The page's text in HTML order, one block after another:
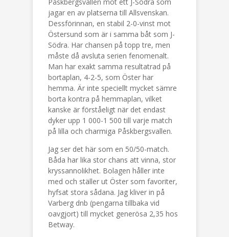
jagar en av platserna till Allsvenskan.
Dessförinnan, en stabil 2-0-vinst mot
Östersund som är i samma båt som J-
Södra. Har chansen på topp tre, men
måste då avsluta serien fenomenalt.
Man har exakt samma resultatrad på
bortaplan, 4-2-5, som Öster har
hemma. Är inte speciellt mycket sämre
borta kontra på hemmaplan, vilket
kanske är förståeligt när det endast
dyker upp 1 000-1 500 till varje match
på lilla och charmiga Påskbergsvallen.
Jag ser det här som en 50/50-match.
Båda har lika stor chans att vinna, stor
kryssannolikhet. Bolagen håller inte
med och ställer ut Öster som favoriter,
hyfsat stora sådana. Jag kliver in på
Varberg dnb (pengarna tillbaka vid
oavgjort) till mycket generösa 2,35 hos
Betway.